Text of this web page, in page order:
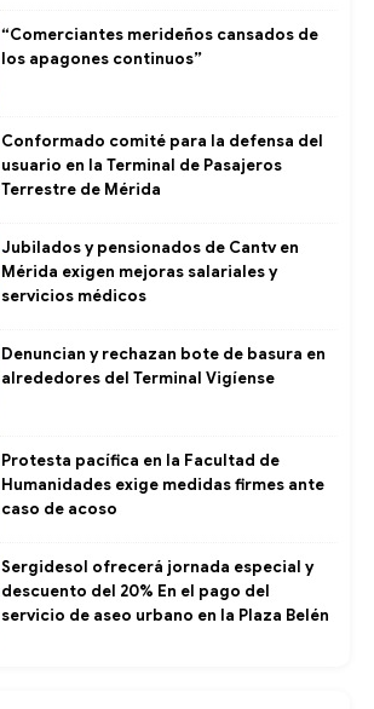
“Comerciantes merideños cansados de
los apagones continuos”
Conformado comité para la defensa del
usuario en la Terminal de Pasajeros
Terrestre de Mérida
Jubilados y pensionados de Cantv en
Mérida exigen mejoras salariales y
servicios médicos
Denuncian y rechazan bote de basura en
alrededores del Terminal Vigíense
Protesta pacífica en la Facultad de
Humanidades exige medidas firmes ante
caso de acoso
Sergidesol ofrecerá jornada especial y
descuento del 20% En el pago del
servicio de aseo urbano en la Plaza Belén